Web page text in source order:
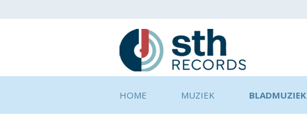
HOME MUZIEK BLADMUZIEK